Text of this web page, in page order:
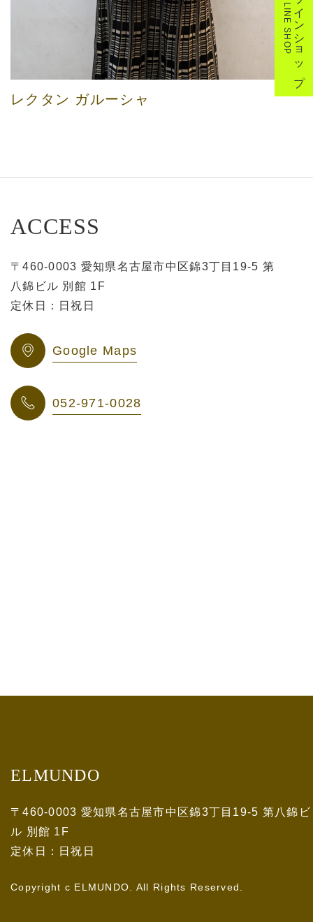
レクタン ガルーシャ
ACCESS
〒460-0003 愛知県名古屋市中区錦3丁目19-5 第
八錦ビル 別館 1F
定休日：日祝日
Google Maps
052-971-0028
ELMUNDO
〒460-0003 愛知県名古屋市中区錦3丁目19-5 第八錦ビ
ル 別館 1F
定休日：日祝日
Copyright c ELMUNDO. All Rights Reserved.
ONLINE SHOP